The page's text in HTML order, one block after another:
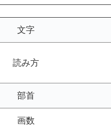
文字
読み方
部首
画数